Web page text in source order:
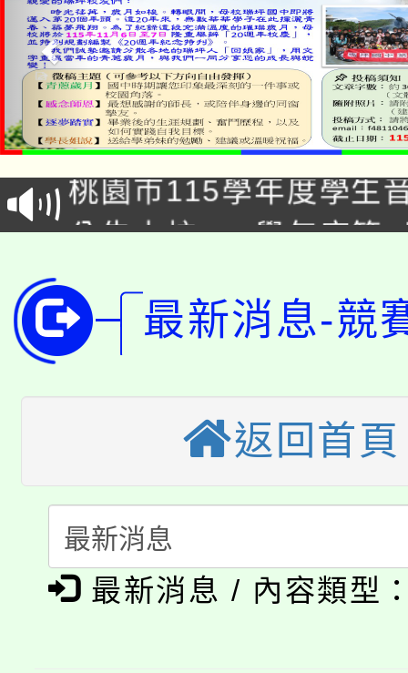
公告本校115學年度第
代理(課)教師甄選結果(
「2026金融保險知識
車」活動
桃園市115學年度學生
生本土語及新住民語歌
公告本校115學年度第
代理(課)教師甄選結果(
轉知中國文化大學推廣
《TA101》溝通分析基
程，歡迎學生輔導中心
心理、諮商輔導、社會
系所師生報名參加。
轉知苗栗縣政府辦理
門員」簡章及活動海報
踴躍報名參加。
桃園市115學年度學生
「桃園市補助參觀特色
展演活動實施計畫」
115年度「教育部表揚
義教育推展貢獻獎」
公告本校115學年度第
代理(課)教師甄選結果(
「2026金融保險知識
最新消息-競
返回首頁
最新消息 / 內容類型